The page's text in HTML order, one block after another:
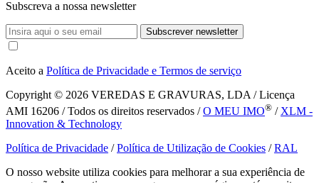
Subscreva a nossa newsletter
Subscrever newsletter
Aceito a Política de Privacidade e Termos de serviço
Copyright © 2026 VEREDAS E GRAVURAS, LDA / Licença
AMI 16206 / Todos os direitos reservados /O MEU IMO® / XLM -
Innovation & Technology
Política de Privacidade /Política de Utilização de Cookies /RAL
O nosso website utiliza cookies para melhorar a sua experiência de